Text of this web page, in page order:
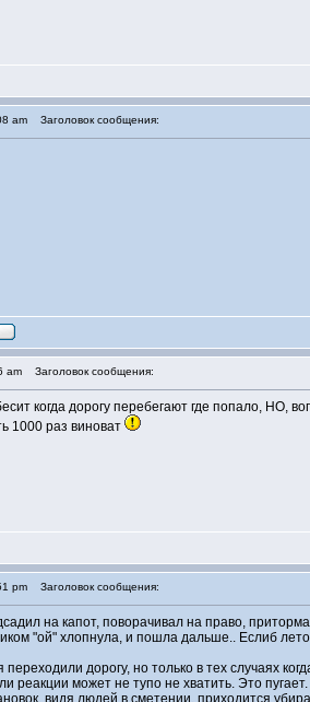
am Заголовок сообщения:
am Заголовок сообщения:
когда дорогу перебегают где попало, НО,
1000 раз виноват
pm Заголовок сообщения:
на капот, поворачивал на право,
"ой" хлопнула, и пошла дальше.. Еслиб
переходили дорогу, но только в тех случаях
реакции может не тупо не хватить. Это пугает.
видя людей в сметении, приходится